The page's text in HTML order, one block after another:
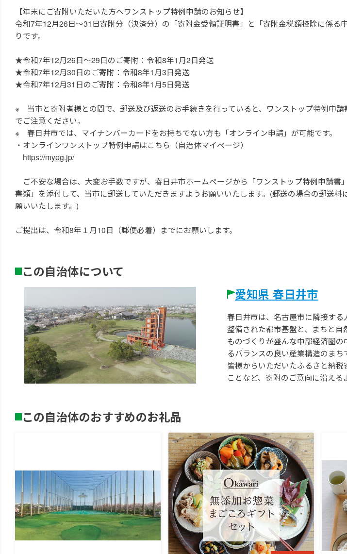
【年末にご寄附いただいた方へワンストップ特例申請のお知らせ】
令和7年12月26日～31日寄附分（決済分）の「寄附金受領証明書」と「寄附金税額控除に係
りです。
★令和7年12月26日～29日のご寄附：令和8年1月2日発送
★令和7年12月30日のご寄附：令和8年1月3日発送
★令和7年12月31日のご寄附：令和8年1月5日発送
※ 当市と寄附者様との間で、郵送及び返送のお手続きを行っていると、ワンストップ特例申
でご注意ください。
※ 春日井市では、マイナンバーカードをお持ちでない方も「オンライン申請」が可能です。
・オンラインワンストップ特例申請はこちら（自治体マイページ）
https://mypg.jp/
ご不安な場合は、大変お手数ですが、春日井市ホームページから「ワンストップ特例申請
書類」を添付して、当市に郵送していただきますようお願いいたします。(郵送の場合の郵送
願いいたします。)
ご提出は、令和8年１月10日（郵便必着）までにお願いします。
この自治体について
愛知県 春日井市
春日井市は、名古屋市に隣接する
整備された都市基盤と、まちと自
ものづくりが盛んな中部経済圏
るバランスの良い産業構造のまち
皆様からいただいたふるさと納
ことなど、寄附のご意向に沿える
この自治体のおすすめのお礼品